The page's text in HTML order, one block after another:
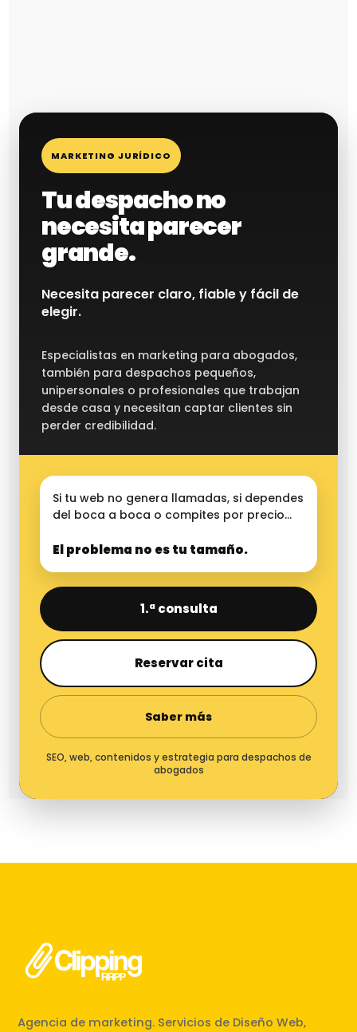
MARKETING JURÍDICO
Tu despacho no
necesita parecer
grande.
Necesita parecer claro, fiable y fácil de
elegir.
Especialistas en marketing para abogados,
también para despachos pequeños,
unipersonales o profesionales que trabajan
desde casa y necesitan captar clientes sin
perder credibilidad.
Si tu web no genera llamadas, si dependes
del boca a boca o compites por precio…
El problema no es tu tamaño.
1.ª consulta
Reservar cita
Saber más
SEO, web, contenidos y estrategia para despachos de
abogados
Agencia de marketing. Servicios de Diseño Web,